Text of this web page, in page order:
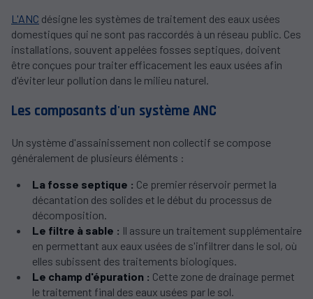
L'ANC désigne les systèmes de traitement des eaux usées
domestiques qui ne sont pas raccordés à un réseau public. Ces
installations, souvent appelées fosses septiques, doivent
être conçues pour traiter efficacement les eaux usées afin
d'éviter leur pollution dans le milieu naturel.
Les composants d'un système ANC
Un système d'assainissement non collectif se compose
généralement de plusieurs éléments :
La fosse septique : Ce premier réservoir permet la
décantation des solides et le début du processus de
décomposition.
Le filtre à sable : Il assure un traitement supplémentaire
en permettant aux eaux usées de s'infiltrer dans le sol, où
elles subissent des traitements biologiques.
Le champ d'épuration : Cette zone de drainage permet
le traitement final des eaux usées par le sol.